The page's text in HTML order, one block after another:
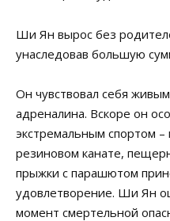
Ши Ян вырос без
унаследовав большую
Он чувствовал себя
адреналина. Вскоре он
экстремальным спортом
резиновом канате,
прыжки с парашютом
удовлетворение. Ши Ян
момент смертельной